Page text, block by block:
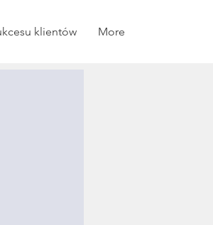
klientów More